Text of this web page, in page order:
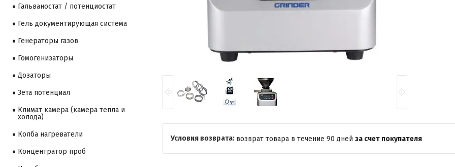
возврат товара в течение 90 дней за счет покупателя
Гальваностат / потенциостат
Гель документирующая система
Генераторы газов
Гомогенизаторы
Дозаторы
Зета потенциал
Климат камера (камера тепла и
холода)
Колба нагреватели
Концентратор проб